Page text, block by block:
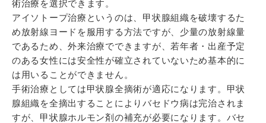
術治療を選択できます。
アイソトープ治療というのは、甲状腺組織を破壊するた
め放射線ヨードを服用する方法ですが、少量の放射線量
であるため、外来治療でできますが、若年者・出産予定
のある女性には安全性が確立されていないため基本的に
は用いることができません。
手術治療としては甲状腺全摘術が適応になります。甲状
腺組織を全摘出することによりバセドウ病は完治されま
すが、甲状腺ホルモン剤の補充が必要になります。バセ